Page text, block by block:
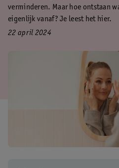
verminderen. Maar hoe ontstaan
eigenlijk vanaf? Je leest het hier.
22 april 2024